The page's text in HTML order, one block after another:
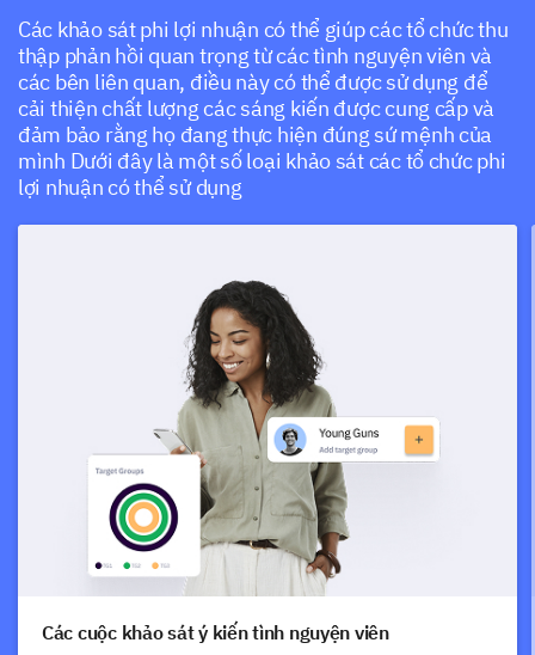
Các khảo sát phi lợi nhuận có thể giúp các tổ chức thu
thập phản hồi quan trọng từ các tình nguyện viên và
các bên liên quan, điều này có thể được sử dụng để
cải thiện chất lượng các sáng kiến được cung cấp và
đảm bảo rằng họ đang thực hiện đúng sứ mệnh của
mình Dưới đây là một số loại khảo sát các tổ chức phi
lợi nhuận có thể sử dụng
Các cuộc khảo sát ý kiến tình nguyện viên